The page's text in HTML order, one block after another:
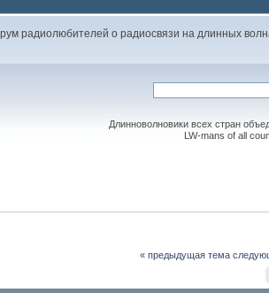
радиолюбителей о радиосвязи на длинных
Длинноволновики всех стран
LW-mans of all
« предыдущая тема